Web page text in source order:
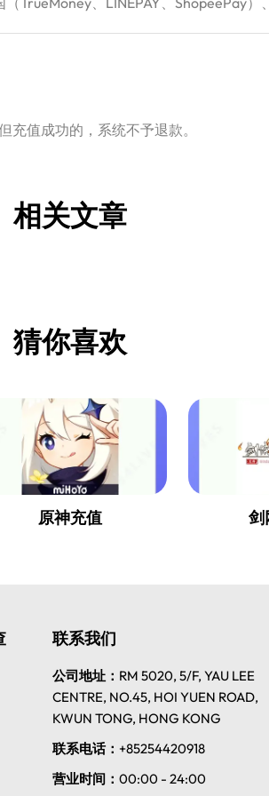
值成功的，系统不予退款。
相关文章
猜你喜欢
原神充值 剑
联系我们
公司地址： RM 5020, 5/F, YAU LEE
CENTRE, NO.45, HOI YUEN ROAD,
KWUN TONG, HONG KONG
联系电话： +85254420918
营业时间： 00:00 - 24:00